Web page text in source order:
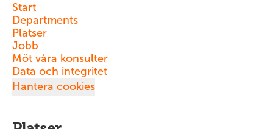
Start
Departments
Platser
Jobb
Möt våra konsulter
Data och integritet
Hantera cookies